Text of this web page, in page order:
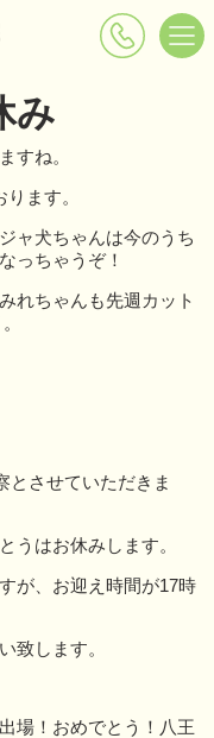
み
すね。
ます。
ャ犬ちゃんは今のうち
っちゃうぞ！
れちゃんも先週カット
とさせていただきま
うはお休みします。
が、お迎え時間が17時
致します。
場！おめでとう！八王